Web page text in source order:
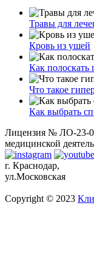
Травы для
Кровь из ушей
Как полоскать
Что такое
Как выбрать
Лицензия № ЛО-23-
медицинской
г. Краснодар,
ул.Московская
Copyright © 2023